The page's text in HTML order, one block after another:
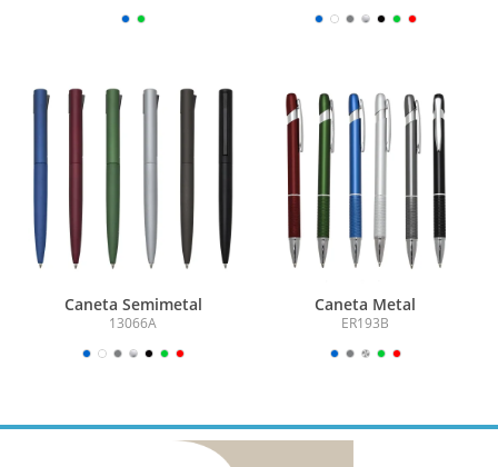
Caneta Semimetal
13066A
Caneta Metal
ER193B